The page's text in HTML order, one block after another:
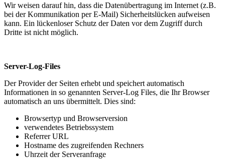
Wir weisen darauf hin, dass die Datenübertragung im Internet (z.B.
bei der Kommunikation per E-Mail) Sicherheitslücken aufweisen
kann. Ein lückenloser Schutz der Daten vor dem Zugriff durch
Dritte ist nicht möglich.
Server-Log-Files
Der Provider der Seiten erhebt und speichert automatisch
Informationen in so genannten Server-Log Files, die Ihr Browser
automatisch an uns übermittelt. Dies sind:
Browsertyp und Browserversion
verwendetes Betriebssystem
Referrer URL
Hostname des zugreifenden Rechners
Uhrzeit der Serveranfrage